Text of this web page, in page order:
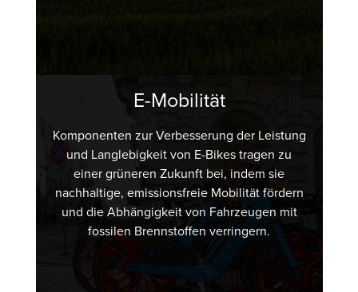
E-Mobilität
Komponenten zur Verbesserung der Leistung
und Langlebigkeit von E-Bikes tragen zu
einer grüneren Zukunft bei, indem sie
nachhaltige, emissionsfreie Mobilität fördern
und die Abhängigkeit von Fahrzeugen mit
fossilen Brennstoffen verringern.